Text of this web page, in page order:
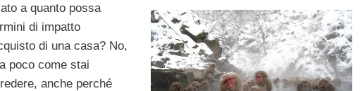
a quanto possa
di impatto
di una casa? No,
poco come stai
anche perché